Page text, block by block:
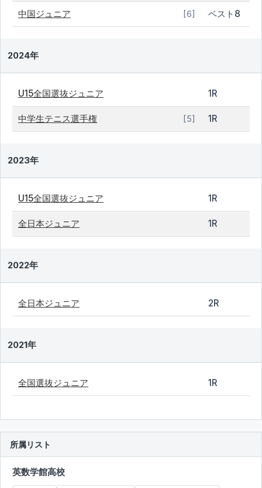
中国ジュニア [6] ベスト8
2024年
U15全国選抜ジュニア 1R
中学生テニス選手権 [5] 1R
2023年
U15全国選抜ジュニア 1R
全日本ジュニア 1R
2022年
全日本ジュニア 2R
2021年
全国選抜ジュニア 1R
所属リスト
英数学館高校